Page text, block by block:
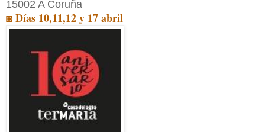
15002 A Coruña
◙ Días 10,11,12 y 17 abril